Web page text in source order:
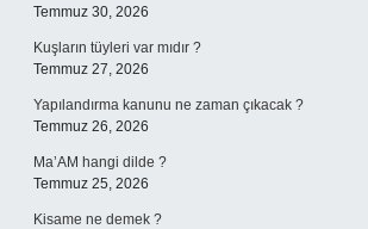
Temmuz 30, 2026
Kuşların tüyleri var mıdır ?
Temmuz 27, 2026
Yapılandırma kanunu ne zaman çıkacak ?
Temmuz 26, 2026
Ma’AM hangi dilde ?
Temmuz 25, 2026
Kisame ne demek ?